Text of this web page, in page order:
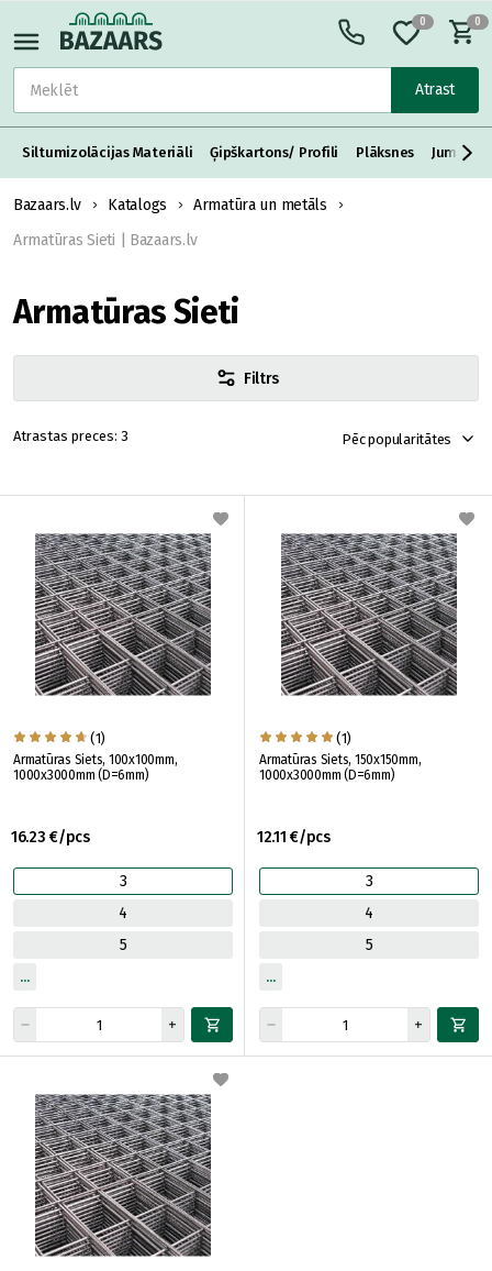
Atrast
0 0
Siltumizolācijas Materiāli Ģipškartons/ Profili Plāksnes Jumta
Bazaars.lv Katalogs
Armatūra un metāls
Armatūras Sieti | Bazaars.lv
Armatūras Sieti
Filtrs
3 Pēc popularitātes
(1)
Armatūras Siets, 100x100mm,
1000x3000mm (D=6mm)
16.23 €/pcs
3
4
5
(1)
Armatūras Siets, 150x150mm,
1000x3000mm (D=6mm)
12.11 €/pcs
3
4
5